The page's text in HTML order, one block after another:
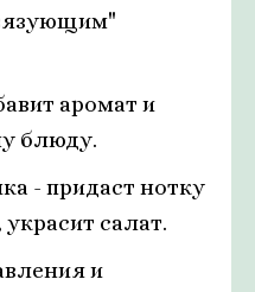
аромат и
блюду.
- придаст нотку
салат.
и